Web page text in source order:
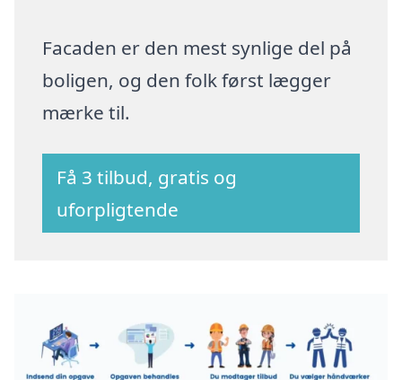
Facaden er den mest synlige del på
boligen, og den folk først lægger
mærke til.
Få 3 tilbud, gratis og
uforpligtende